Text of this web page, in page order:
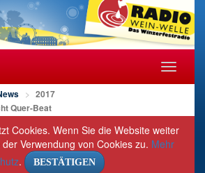
öffnen/
2017
Quer-Beat
Cookies. Wenn Sie die Website weiter
Verwendung von Cookies zu. Mehr
. BESTÄTIGEN